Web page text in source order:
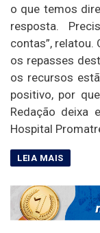
o que temos
resposta.
contas”,
os repasses
os recursos
positivo, por
Redação deixa
Hospital